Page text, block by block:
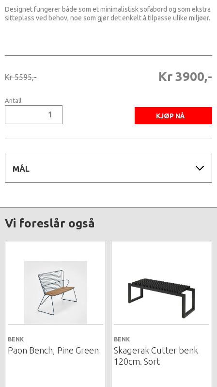
Designet fungerer både som et minimalistisk sofabord og som ekstra
sitteplass ved behov, noe som gjør det enkelt å tilpasse ulike miljøer.
Kr 5595,- Kr 3900,-
Antall
MÅL
Vi foreslår også
BENK
Paon Bench, Pine Green
BENK
Skagerak Cutter benk
120cm. Sort